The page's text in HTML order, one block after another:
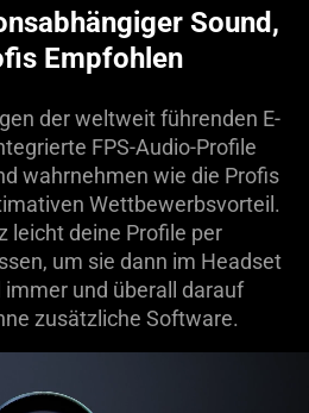
Sound,
Empfohlen
der weltweit führenden E-
FPS-Audio-Profile
wahrnehmen wie die Profis
Wettbewerbsvorteil.
leicht deine Profile per
um sie dann im Headset
immer und überall darauf
zusätzliche Software.